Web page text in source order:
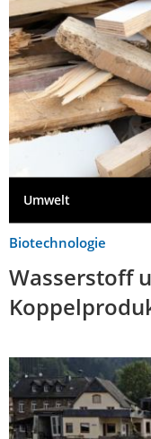
Umwelt
Biotechnologie
Wasserstoff